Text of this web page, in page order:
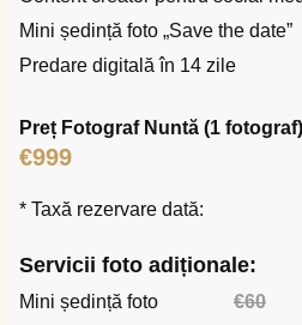
Mini ședință foto „Save the date”
Predare digitală în 14 zile
Preț Fotograf Nuntă (1
€999
* Taxă rezervare dată:
Servicii foto adiționale:
Mini ședință foto €60